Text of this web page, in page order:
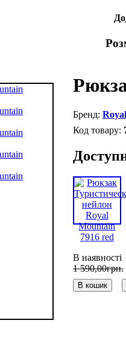
В наявності
1 590,00грн.
В кошик